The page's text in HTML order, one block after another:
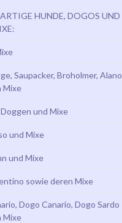
HUNDE, DOGOS UND
Saupacker, Broholmer, Alano
Mixe
und Mixe
und Mixe
und Mixe
sowie deren Mixe
Dogo Canario, Dogo Sardo
Mixe